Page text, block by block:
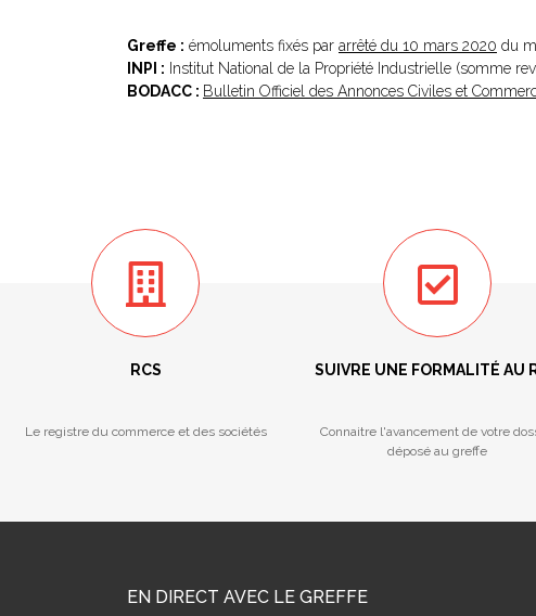
Greffe : émoluments fixés par arrêté du 10 mars 2020 du
INPI : Institut National de la Propriété Industrielle (somme
BODACC : Bulletin Officiel des Annonces Civiles et
RCS
Le registre du commerce et des sociétés
SUIVRE UNE FORMALITÉ AU
Connaitre l'avancement de votre
déposé au greffe
EN DIRECT AVEC LE GREFFE